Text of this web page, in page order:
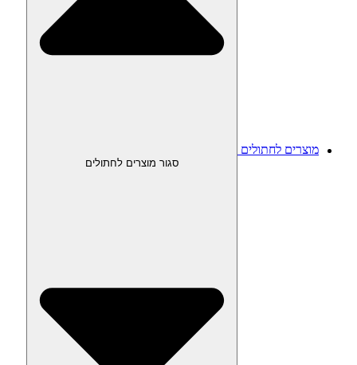
מוצרים לחתולים
סגור מוצרים לחתולים